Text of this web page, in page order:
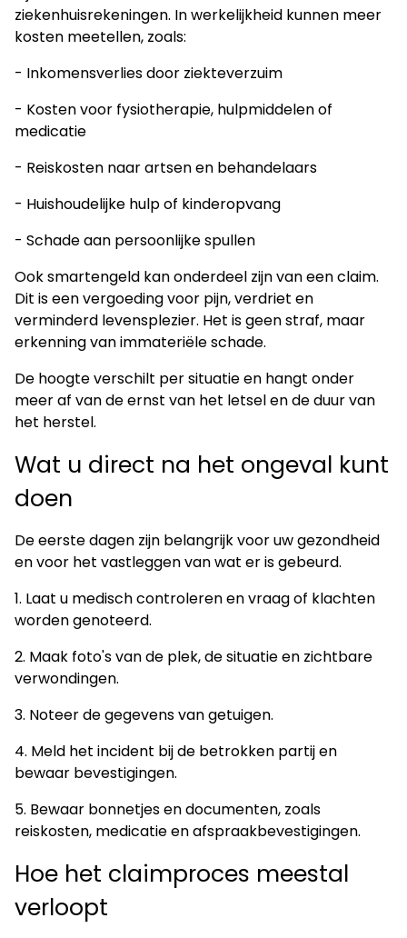
ziekenhuisrekeningen. In werkelijkheid kunnen meer
kosten meetellen, zoals:
- Inkomensverlies door ziekteverzuim
- Kosten voor fysiotherapie, hulpmiddelen of
medicatie
- Reiskosten naar artsen en behandelaars
- Huishoudelijke hulp of kinderopvang
- Schade aan persoonlijke spullen
Ook smartengeld kan onderdeel zijn van een claim.
Dit is een vergoeding voor pijn, verdriet en
verminderd levensplezier. Het is geen straf, maar
erkenning van immateriële schade.
De hoogte verschilt per situatie en hangt onder
meer af van de ernst van het letsel en de duur van
het herstel.
Wat u direct na het ongeval kunt
doen
De eerste dagen zijn belangrijk voor uw gezondheid
en voor het vastleggen van wat er is gebeurd.
1. Laat u medisch controleren en vraag of klachten
worden genoteerd.
2. Maak foto's van de plek, de situatie en zichtbare
verwondingen.
3. Noteer de gegevens van getuigen.
4. Meld het incident bij de betrokken partij en
bewaar bevestigingen.
5. Bewaar bonnetjes en documenten, zoals
reiskosten, medicatie en afspraakbevestigingen.
Hoe het claimproces meestal
verloopt